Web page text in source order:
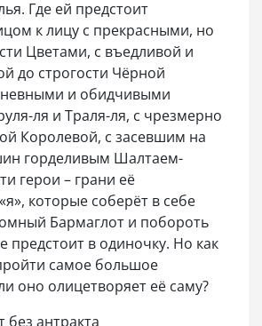
Где ей предстоит
к лицу с прекрасными, но
Цветами, с въедливой и
до строгости Чёрной
и обидчивыми
ля и Траля-ля, с чрезмерно
Королевой, с засевшим на
горделивым Шалтаем-
герои – грани её
которые соберёт в себе
Бармаглот и побороть
предстоит в одиночку. Но как
самое большое
оно олицетворяет её саму?
без антракта